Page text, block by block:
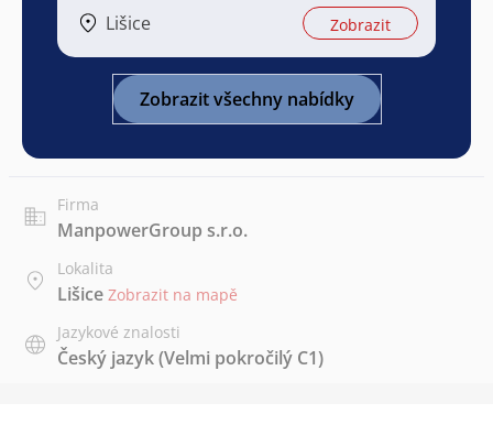
Lišice Zobrazit
Zobrazit všechny nabídky
Firma
ManpowerGroup s.r.o.
Lokalita
Lišice Zobrazit na mapě
Jazykové znalosti
Český jazyk(Velmi pokročilý C1)